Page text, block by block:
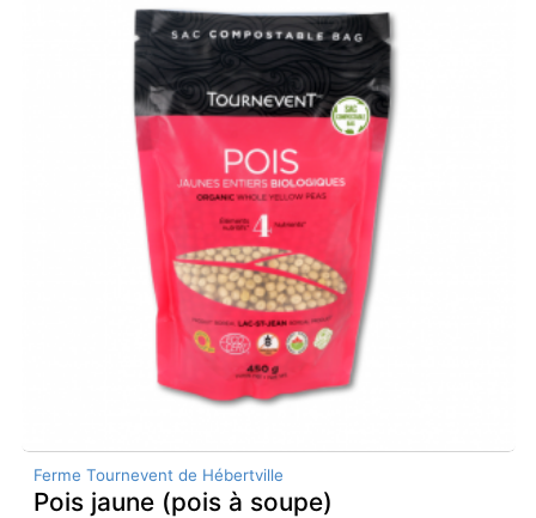
Ferme Tournevent de Hébertville
Pois jaune (pois à soupe)